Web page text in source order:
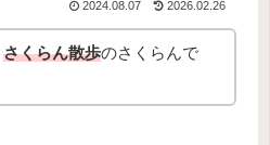
2024.08.07 2026.02.26
さくらん散歩のさくらんで